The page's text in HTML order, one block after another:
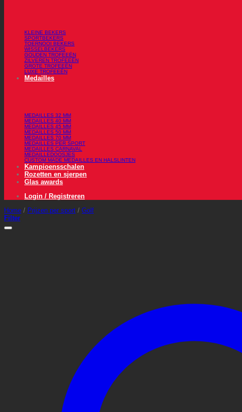
KLEINE BEKERS
SPORTBEKERS
TOERNOOI BEKERS
WISSELBEKERS
GOUDEN TROFEEËN
ZILVEREN TROFEEËN
GROTE TROFEEËN
LUXE TROFEEËN
Medailles
MEDAILLES 32 MM
MEDAILLES 40 MM
MEDAILLES 45 MM
MEDAILLES 50 MM
MEDAILLES 70 MM
MEDAILLES PER SPORT
MEDAILLES CARNAVAL
MEDAILLEDOOSJES
CUSTOM MADE MEDAILLES EN HALSLINTEN
Kampioensschalen
Rozetten en sjerpen
Glas awards
Login / Registreren
Home / Prijzen per sport / Golf
Filter